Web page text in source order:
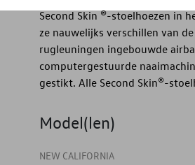
Second Skin ®-stoelhoezen in
ze nauwelijks verschillen van
rugleuningen ingebouwde
computergestuurde
gestikt. Alle Second Skin®-
Model(len)
NEW CALIFORNIA